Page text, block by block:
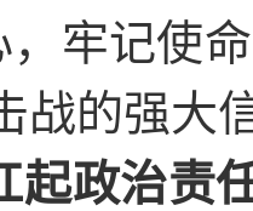
，牢记使
战的强大
起政治责